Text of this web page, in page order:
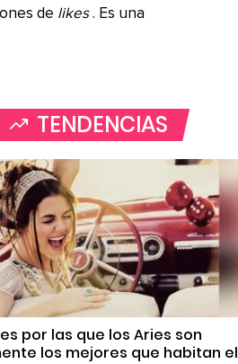
de likes . Es una
TENDENCIAS
por las que los Aries son
los mejores que habitan el